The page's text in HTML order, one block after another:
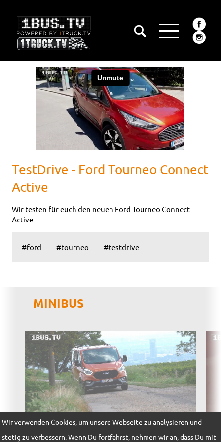
Wir verwenden Cookies, um unsere Webseite zu analysieren und
stetig zu verbessern. Wenn Du fortfahrst, nehmen wir an, dass Du mit
TestDrive - Ford Tourneo Connect
Active
Wir testen für euch den neuen Ford Tourneo Connect
Active
#ford #tourneo #testdrive
MINIBUS
TestDrive - Ford Tourneo Custom Active